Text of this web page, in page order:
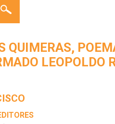
QUIMERAS,
LEOPOLDO